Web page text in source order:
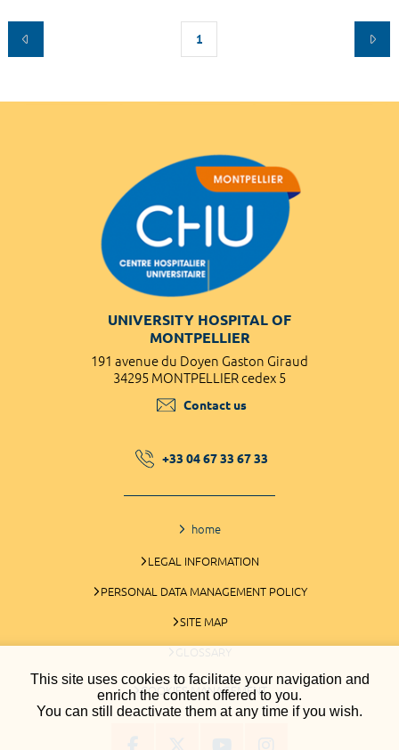
This site uses cookies to facilitate your navigation and
enrich the content offered to you.
You can still deactivate them at any time if you wish.
1
UNIVERSITY HOSPITAL OF
MONTPELLIER
191 avenue du Doyen Gaston Giraud
34295 MONTPELLIER cedex 5
Contact us
+33 04 67 33 67 33
home
LEGAL INFORMATION
PERSONAL DATA MANAGEMENT POLICY
SITE MAP
GLOSSARY
COOKIES MANAGEMENT